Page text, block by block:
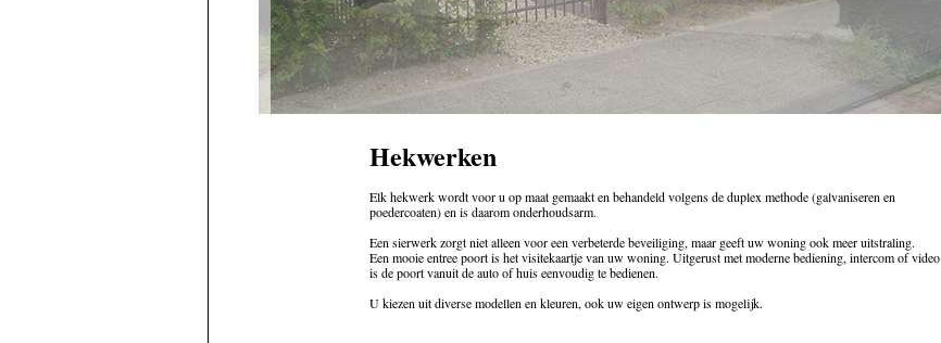
Elk hekwerk wordt voor u op maat gemaakt en behandeld volgens de duplex methode (galvaniseren en
poedercoaten) en is daarom onderhoudsarm.
Een sierwerk zorgt niet alleen voor een verbeterde beveiliging, maar geeft uw woning ook meer uitstraling.
Een mooie entree poort is het visitekaartje van uw woning. Uitgerust met moderne bediening, intercom of video
is de poort vanuit de auto of huis eenvoudig te bedienen.
U kiezen uit diverse modellen en kleuren, ook uw eigen ontwerp is mogelijk.
Hekwerken